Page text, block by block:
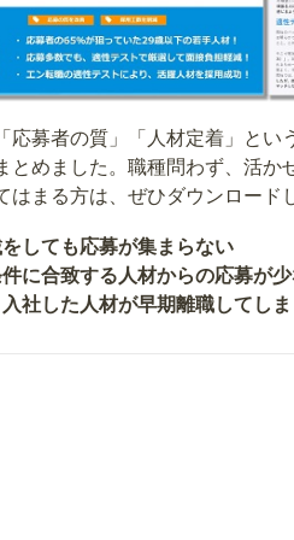
応募者の質」「人材定着」と
とめました。職種問わず、活か
はまる方は、ぜひダウンロード
しても応募が集まらない
に合致する人材からの応募が
社した人材が早期離職してし